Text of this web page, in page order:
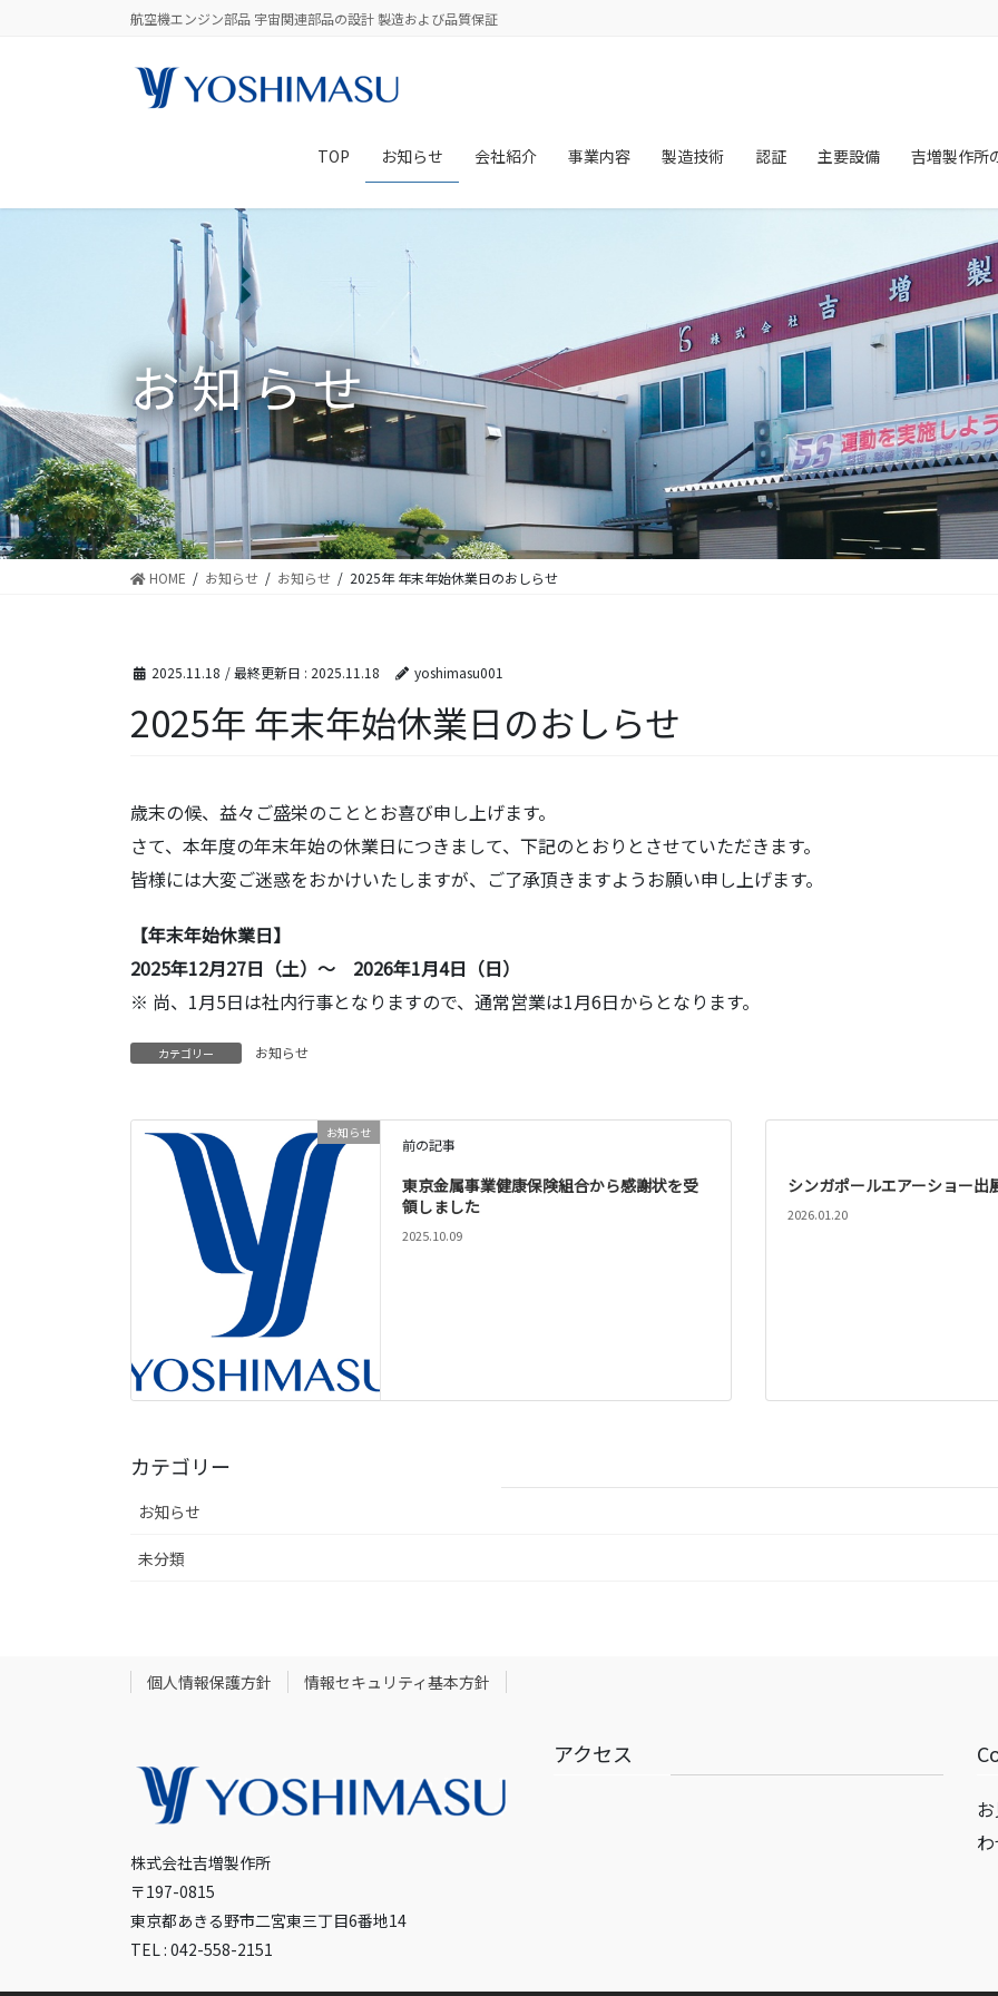
航空機エンジン部品 宇宙関連部品の設計 製造および品質保証
TOP お知らせ 会社紹介 事業内容 製造技術 認証 主要設備 吉増製作所
お知らせ
HOME お知らせ お知らせ 2025年 年末年始休業日のおしらせ
2025.11.18 / 最終更新日 : 2025.11.18 yoshimasu001
2025年 年末年始休業日のおしらせ
歳末の候、益々ご盛栄のこととお喜び申し上げます。
さて、本年度の年末年始の休業日につきまして、下記のとおりとさせていただきます。
皆様には大変ご迷惑をおかけいたしますが、ご了承頂きますようお願い申し上げます。
【年末年始休業日】
2025年12月27日（土）～ 2026年1月4日（日）
※ 尚、1月5日は社内行事となりますので、通常営業は1月6日からとなります。
カテゴリー お知らせ
お知らせ
前の記事
東京金属事業健康保険組合から感謝状を受
領しました
2025.10.09
シンガポールエアーショー出
2026.01.20
カテゴリー
お知らせ
未分類
個人情報保護方針 情報セキュリティ基本方針
株式会社吉増製作所
〒197-0815
東京都あきる野市二宮東三丁目6番地14
TEL : 042-558-2151
アクセス